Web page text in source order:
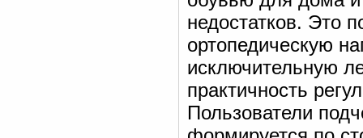
недостатков. Это
ортопедическую
исключительную
практичность
Пользователи